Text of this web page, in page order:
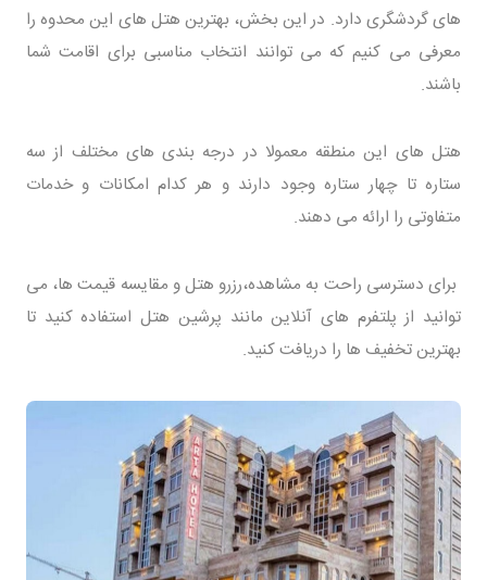
های گردشگری دارد. در این بخش، بهترین هتل های این محدوه را
معرفی می کنیم که می توانند انتخاب مناسبی برای اقامت شما
باشند.
هتل های این منطقه معمولا در درجه بندی های مختلف از سه
ستاره تا چهار ستاره وجود دارند و هر کدام امکانات و خدمات
متفاوتی را ارائه می دهند.
برای دسترسی راحت به مشاهده،رزرو هتل و مقایسه قیمت ها، می
توانید از پلتفرم های آنلاین مانند پرشین هتل استفاده کنید تا
بهترین تخفیف ها را دریافت کنید.